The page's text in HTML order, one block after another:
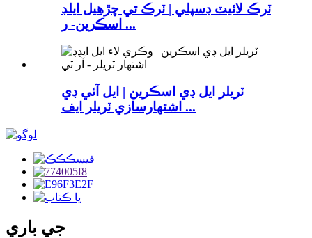
ٽرڪ لائيٽ ڊسپلي | ٽرڪ تي چڙهيل ايلڊ
اسڪرين- ر ...
ٽريلر ايل ڊي اسڪرين | ايل آئي ڊي
اشتهارسازي ٽريلر ايف ...
جي باري